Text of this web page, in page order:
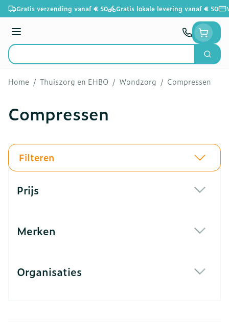
Ga naar de inhoud
Gratis verzending vanaf € 50 Gratis lokale levering vanaf € 50
Menu
Product, merk, categorie...
Zoek
Home / Thuiszorg en EHBO / Wondzorg / Compressen
Compressen
Filteren
Prijs
Merken
Organisaties